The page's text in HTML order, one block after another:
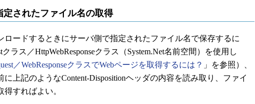
定されたファイル名の取得
ードするときにサーバ側で指定されたファイル名で保存するに
クラス／HttpWebResponseクラス（System.Net名前空間）を使用し
／WebResponseクラスでWebページを取得するには？ 」を参照）、
に上記のようなContent-Dispositionヘッダの内容を読み取り、ファイ
得すればよい。